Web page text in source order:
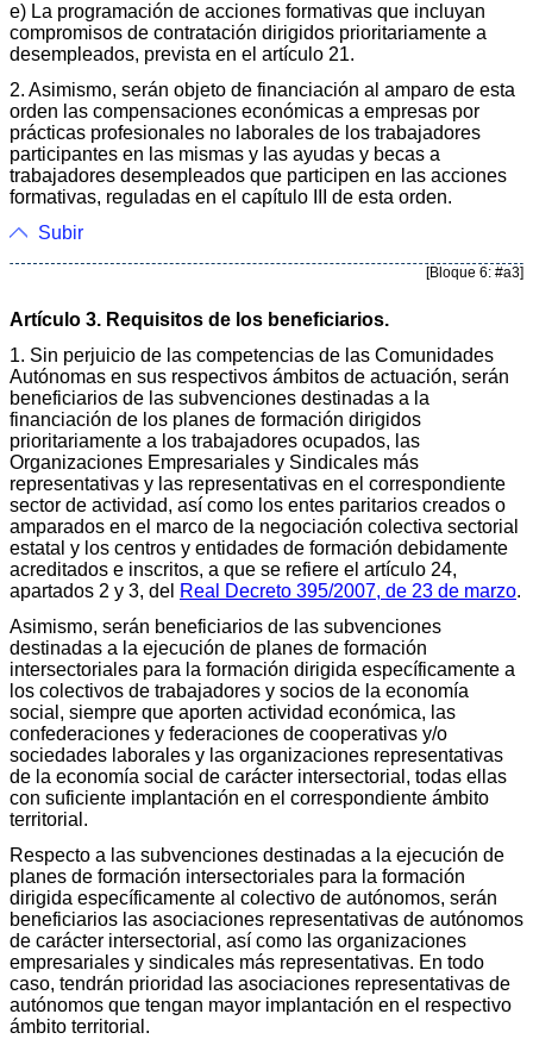
e) La programación de acciones formativas que incluyan
compromisos de contratación dirigidos prioritariamente a
desempleados, prevista en el artículo 21.
2. Asimismo, serán objeto de financiación al amparo de esta
orden las compensaciones económicas a empresas por
prácticas profesionales no laborales de los trabajadores
participantes en las mismas y las ayudas y becas a
trabajadores desempleados que participen en las acciones
formativas, reguladas en el capítulo III de esta orden.
Subir
[Bloque 6: #a3]
Artículo 3. Requisitos de los beneficiarios.
1. Sin perjuicio de las competencias de las Comunidades
Autónomas en sus respectivos ámbitos de actuación, serán
beneficiarios de las subvenciones destinadas a la
financiación de los planes de formación dirigidos
prioritariamente a los trabajadores ocupados, las
Organizaciones Empresariales y Sindicales más
representativas y las representativas en el correspondiente
sector de actividad, así como los entes paritarios creados o
amparados en el marco de la negociación colectiva sectorial
estatal y los centros y entidades de formación debidamente
acreditados e inscritos, a que se refiere el artículo 24,
apartados 2 y 3, del Real Decreto 395/2007, de 23 de marzo.
Asimismo, serán beneficiarios de las subvenciones
destinadas a la ejecución de planes de formación
intersectoriales para la formación dirigida específicamente a
los colectivos de trabajadores y socios de la economía
social, siempre que aporten actividad económica, las
confederaciones y federaciones de cooperativas y/o
sociedades laborales y las organizaciones representativas
de la economía social de carácter intersectorial, todas ellas
con suficiente implantación en el correspondiente ámbito
territorial.
Respecto a las subvenciones destinadas a la ejecución de
planes de formación intersectoriales para la formación
dirigida específicamente al colectivo de autónomos, serán
beneficiarios las asociaciones representativas de autónomos
de carácter intersectorial, así como las organizaciones
empresariales y sindicales más representativas. En todo
caso, tendrán prioridad las asociaciones representativas de
autónomos que tengan mayor implantación en el respectivo
ámbito territorial.